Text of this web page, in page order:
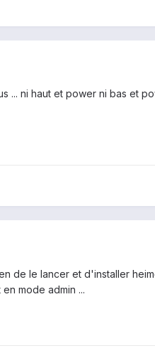
ni haut et power ni bas et
de le lancer et d'installer
mode admin ...